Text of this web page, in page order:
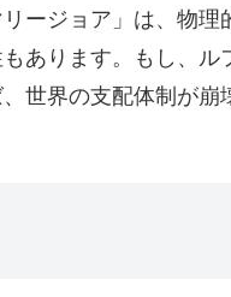
ージョア」は、物
あります。もし、
世界の支配体制が崩